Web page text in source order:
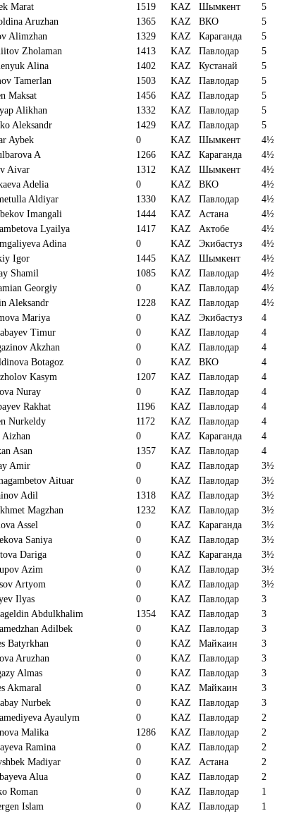
Marat 1519 KAZ Шымкент 5
Aruzhan 1365 KAZ ВКО 5
Alimzhan 1329 KAZ Караганда 5
Zholaman 1413 KAZ Павлодар 5
Alina 1402 KAZ Кустанай 5
Tamerlan 1503 KAZ Павлодар 5
Maksat 1456 KAZ Павлодар 5
Alikhan 1332 KAZ Павлодар 5
Aleksandr 1429 KAZ Павлодар 5
Aybek 0 KAZ Шымкент 4½
A 1266 KAZ Караганда 4½
Aivar 1312 KAZ Шымкент 4½
Adelia 0 KAZ ВКО 4½
Aldiyar 1330 KAZ Павлодар 4½
Imangali 1444 KAZ Астана 4½
Lyailya 1417 KAZ Актобе 4½
Adina 0 KAZ Экибастуз 4½
Igor 1445 KAZ Шымкент 4½
Shamil 1085 KAZ Павлодар 4½
Georgiy 0 KAZ Павлодар 4½
Aleksandr 1228 KAZ Павлодар 4½
Mariya 0 KAZ Экибастуз 4
Timur 0 KAZ Павлодар 4
Akzhan 0 KAZ Павлодар 4
Botagoz 0 KAZ ВКО 4
Kasym 1207 KAZ Павлодар 4
Nuray 0 KAZ Павлодар 4
Rakhat 1196 KAZ Павлодар 4
Nurkeldy 1172 KAZ Павлодар 4
0 KAZ Караганда 4
Asan 1357 KAZ Павлодар 4
Amir 0 KAZ Павлодар 3½
Aituar 0 KAZ Павлодар 3½
Adil 1318 KAZ Павлодар 3½
Magzhan 1232 KAZ Павлодар 3½
Assel 0 KAZ Караганда 3½
Saniya 0 KAZ Павлодар 3½
Dariga 0 KAZ Караганда 3½
Azim 0 KAZ Павлодар 3½
Artyom 0 KAZ Павлодар 3½
Ilyas 0 KAZ Павлодар 3
Abdulkhalim 1354 KAZ Павлодар 3
Adilbek 0 KAZ Павлодар 3
Batyrkhan 0 KAZ Майкаин 3
Aruzhan 0 KAZ Павлодар 3
Almas 0 KAZ Павлодар 3
Akmaral 0 KAZ Майкаин 3
Nurbek 0 KAZ Павлодар 3
Ayaulym 0 KAZ Павлодар 2
Malika 1286 KAZ Павлодар 2
Ramina 0 KAZ Павлодар 2
Madiyar 0 KAZ Астана 2
Alua 0 KAZ Павлодар 2
Roman 0 KAZ Павлодар 1
Islam 0 KAZ Павлодар 1